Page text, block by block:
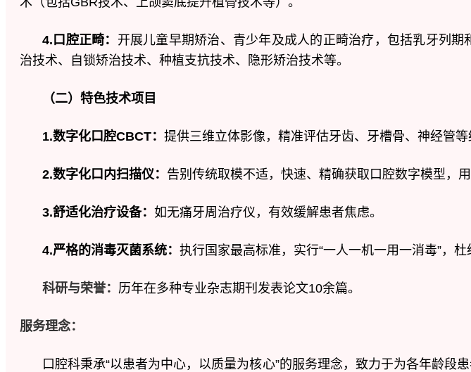
4. 口腔正畸： 开展儿童早期矫治、青少年及成人的正畸治疗，包括乳牙列
治技术、自锁矫治技术、种植支抗技术、隐形矫治技术等。
（二）特色技术项目
1.数字化口腔CBCT： 提供三维立体影像，精准评估牙齿、牙槽骨、神经管
2.数字化口内扫描仪： 告别传统取模不适，快速、精确获取口腔数字模型，用
3.舒适化治疗设备： 如无痛牙周治疗仪，有效缓解患者焦虑。
4.严格的消毒灭菌系统： 执行国家最高标准，实行“一人一机一用一消毒”，杜
科研与荣誉： 历年在多种专业杂志期刊发表论文10余篇。
服务理念：
口腔科秉承“以患者为中心，以质量为核心”的服务理念，致力于为各年龄